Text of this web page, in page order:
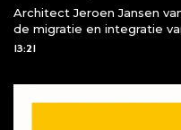
Architect Jeroen Jansen
de migratie en integratie
Frank!Framework
13:21